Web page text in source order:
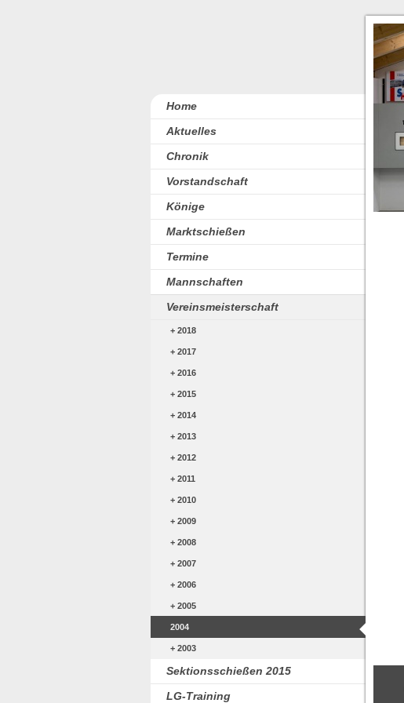
Home
Aktuelles
Chronik
Vorstandschaft
Könige
Marktschießen
Termine
Mannschaften
Vereinsmeisterschaft
2018
2017
2016
2015
2014
2013
2012
2011
2010
2009
2008
2007
2006
2005
2004
2003
Sektionsschießen 2015
LG-Training